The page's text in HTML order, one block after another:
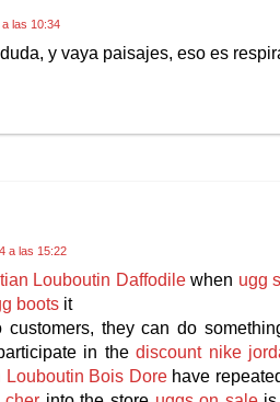
las 10:34
y vaya paisajes, eso es
a las 15:22
Louboutin Daffodilewhen ugg
boots it
customers, they can do
in thediscount nike
Louboutin Bois Dorehave